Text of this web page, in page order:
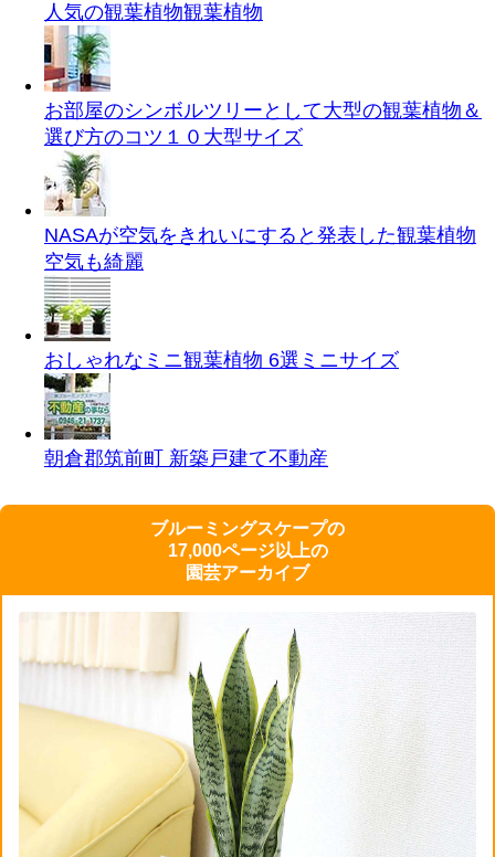
人気の観葉植物観葉植物
お部屋のシンボルツリーとして大型の観葉植物＆
選び方のコツ１０ 大型サイズ
NASAが空気をきれいにすると発表した観葉植物
空気も綺麗
おしゃれなミニ観葉植物 6選 ミニサイズ
朝倉郡筑前町 新築戸建て不動産
ブルーミングスケープの
17,000ページ以上の
園芸アーカイブ